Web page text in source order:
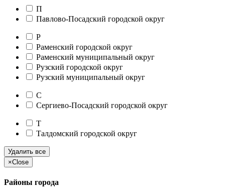
П
Павлово-Посадский городской округ
Р
Раменский городской округ
Раменский муниципальный округ
Рузский городской округ
Рузский муниципальный округ
С
Сергиево-Посадский городской округ
Т
Талдомский городской округ
Удалить все
×Close
Районы города